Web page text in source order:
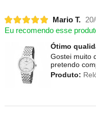
Mario T.
Eu recomendo esse
Ótimo
Gostei muito
pretendo
Produto: